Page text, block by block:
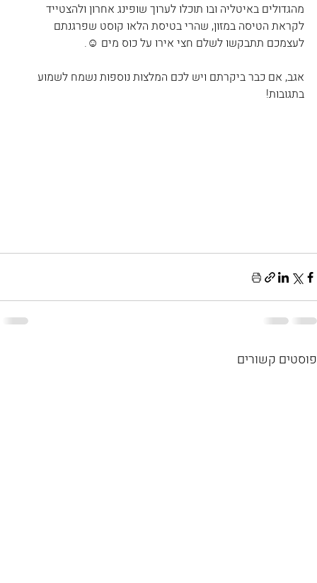
מהגדולים באיטליה ובו תוכלו לערוך שופינג אחרון ולהצטייד
לקראת הטיסה במזון, שהרי בטיסת הלאו קוסט שפרגנתם
לעצמכם תתבקשו לשלם חצי אירו על כוס מים ☺.
אגב, אם כבר ביקרתם ויש לכם המלצות נוספות נשמח לשמוע
בתגובות!
פוסטים קשורים